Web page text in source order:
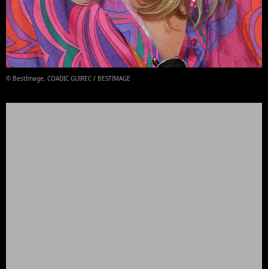
© BestImage, COADIC GUIREC / BESTIMAGE